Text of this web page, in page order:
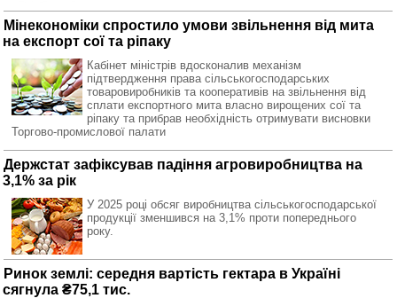
Мінекономіки спростило умови звільнення від мита
на експорт сої та ріпаку
Кабінет міністрів вдосконалив механізм
підтвердження права сільськогосподарських
товаровиробників та кооперативів на звільнення від
сплати експортного мита власно вирощених сої та
ріпаку та прибрав необхідність отримувати висновки
Торгово-промислової палати
Держстат зафіксував падіння агровиробництва на
3,1% за рік
У 2025 році обсяг виробництва сільськогосподарської
продукції зменшився на 3,1% проти попереднього
року.
Ринок землі: середня вартість гектара в Україні
сягнула ₴75,1 тис.